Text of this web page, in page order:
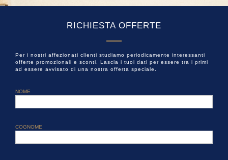
RICHIESTA OFFERTE
Per i nostri affezionati clienti studiamo periodicamente interessanti
offerte promozionali e sconti. Lascia i tuoi dati per essere tra i primi
ad essere avvisato di una nostra offerta speciale.
NOME
COGNOME